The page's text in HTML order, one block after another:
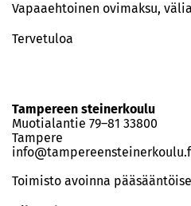
Vapaaehtoinen ovimaksu,
Tervetuloa
Tampereen steinerkoulu
Muotialantie 79–81 33800
Tampere
Toimisto avoinna